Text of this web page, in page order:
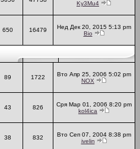
Ky3Mu4
650 16479
Нед Дек 20, 2015 5:13 pm
Bio
89 1722
Вто Апр 25, 2006 5:02 pm
NOX
43 826
Сря Мар 01, 2006 8:20 pm
kol4ica
38 832
Вто Сеп 07, 2004 8:38 pm
ivelin